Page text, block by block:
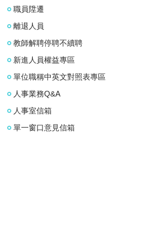
職員陞遷
離退人員
教師解聘停聘不續聘
新進人員權益專區
單位職稱中英文對照表專區
人事業務Q&A
人事室信箱
單一窗口意見信箱